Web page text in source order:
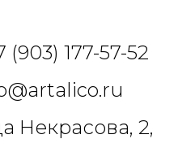
(903) 177-57-52
Некрасова, 2,